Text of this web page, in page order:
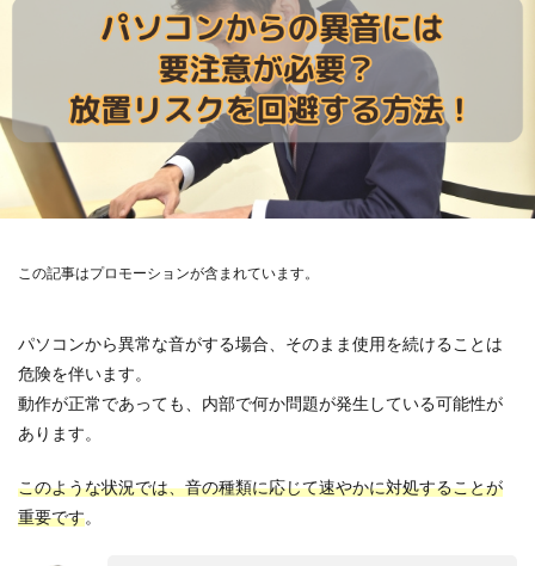
この記事はプロモーションが含まれています。
パソコンから異常な音がする場合、そのまま使用を続けることは
危険を伴います。
動作が正常であっても、内部で何か問題が発生している可能性が
あります。
このような状況では、音の種類に応じて速やかに対処することが
重要です。